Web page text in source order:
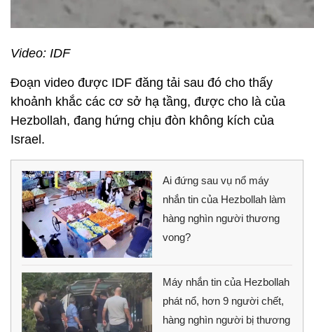
Video: IDF
Đoạn video được IDF đăng tải sau đó cho thấy
khoảnh khắc các cơ sở hạ tầng, được cho là của
Hezbollah, đang hứng chịu đòn không kích của
Israel.
Ai đứng sau vụ nổ máy
nhắn tin của Hezbollah làm
hàng nghìn người thương
vong?
Máy nhắn tin của Hezbollah
phát nổ, hơn 9 người chết,
hàng nghìn người bị thương